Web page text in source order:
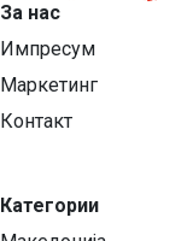
За нас
Импресум
Маркетинг
Контакт
Категории